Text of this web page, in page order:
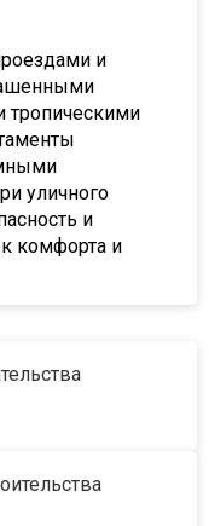
и
тропическими
уличного
и
комфорта и